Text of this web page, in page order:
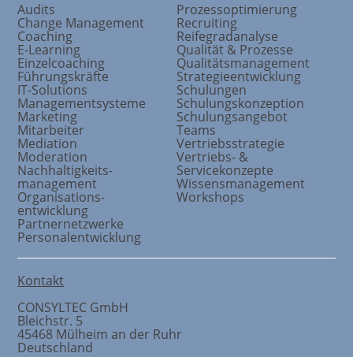
Audits
Change Management
Coaching
E-Learning
Einzelcoaching
Führungskräfte
IT-Solutions
Managementsysteme
Marketing
Mitarbeiter
Mediation
Moderation
Nachhaltigkeits-
management
Organisations-
entwicklung
Partnernetzwerke
Personalentwicklung
Prozessoptimierung
Recruiting
Reifegradanalyse
Qualität & Prozesse
Qualitätsmanagement
Strategieentwicklung
Schulungen
Schulungskonzeption
Schulungsangebot
Teams
Vertriebsstrategie
Vertriebs- &
Servicekonzepte
Wissensmanagement
Workshops
Kontakt
CONSYLTEC GmbH
Bleichstr. 5
45468 Mülheim an der Ruhr
Deutschland